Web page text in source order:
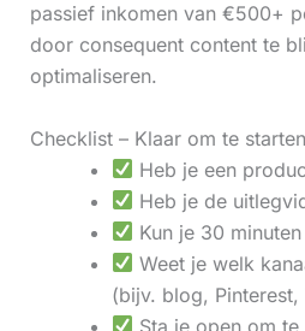
passief inkomen van €500+
door consequent content te
optimaliseren.
Checklist – Klaar om te
Heb je een
Heb je de
Kun je 30
Weet je welk
(bijv. blog, Pinterest,
Sta je open om te